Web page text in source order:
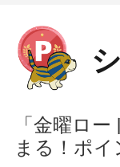
「金曜ロ
まる！ポ